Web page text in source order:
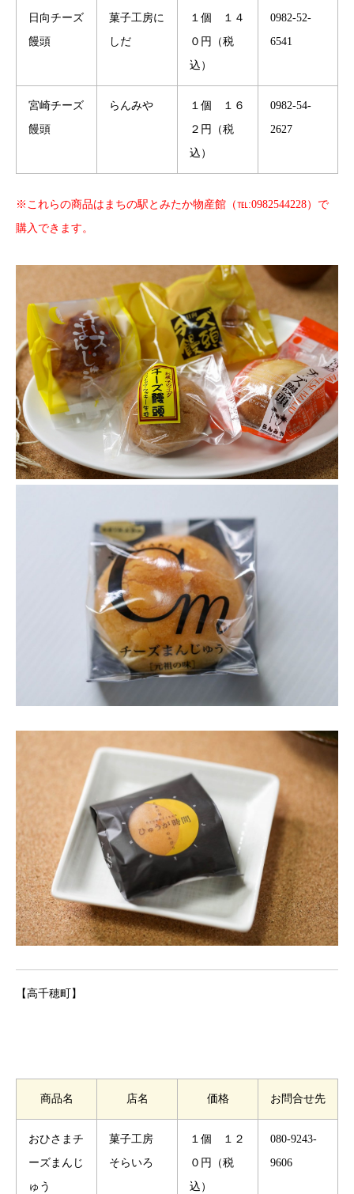
日向チーズ
饅頭
菓子工房に
しだ
１個 １４
０円（税
込）
0982-52-
6541
宮崎チーズ
饅頭
らんみや
１個 １６
２円（税
込）
0982-54-
2627
※これらの商品はまちの駅とみたか物産館（℡:0982544228）で
購入できます。
【高千穂町】
商品名 店名 価格 お問合せ先
おひさまチ
ーズまんじ
ゅう
菓子工房
そらいろ
１個 １２
０円（税
込）
080-9243-
9606